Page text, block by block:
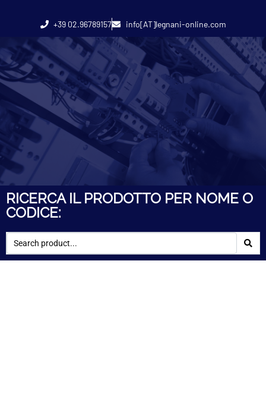
+39 02.96789157 info[AT]legnani-online.com
RICERCA IL PRODOTTO PER NOME O
CODICE: